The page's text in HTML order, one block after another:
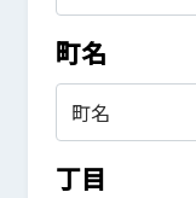
町名
丁目